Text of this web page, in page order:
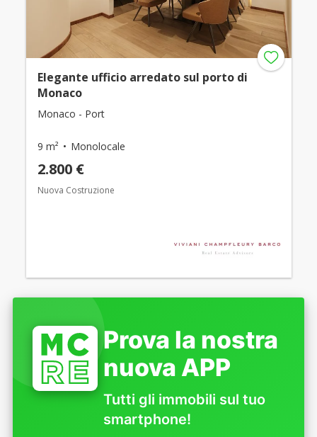
Elegante ufficio arredato sul porto di
Monaco
Monaco - Port
9 m² Monolocale
2.800 €
Nuova Costruzione
Prova la nostra
nuova APP
Tutti gli immobili sul tuo
smartphone!